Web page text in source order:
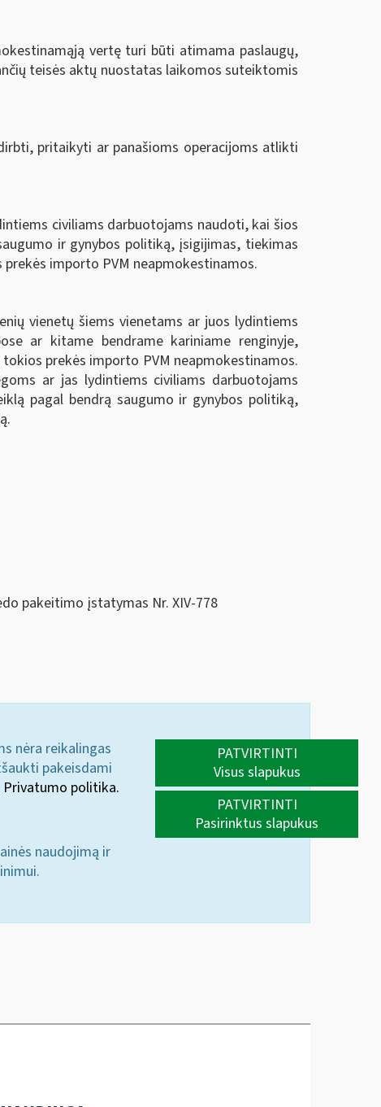
vertę turi būti atimama paslaugų,
teisės aktų nuostatas laikomos suteiktomis
pritaikyti ar panašioms operacijoms atlikti
civiliams darbuotojams naudoti, kai šios
ir gynybos politiką, įsigijimas, tiekimas
importo PVM neapmokestinamos.
vienetų šiems vienetams ar juos lydintiems
ar kitame bendrame kariniame renginyje,
prekės importo PVM neapmokestinamos.
ar jas lydintiems civiliams darbuotojams
pagal bendrą saugumo ir gynybos politiką,
pakeitimo įstatymas Nr. XIV-778
nėra reikalingas
pakeisdami
Privatumo politika.
naudojimą ir
PATVIRTINTI
Visus slapukus
PATVIRTINTI
Pasirinktus slapukus